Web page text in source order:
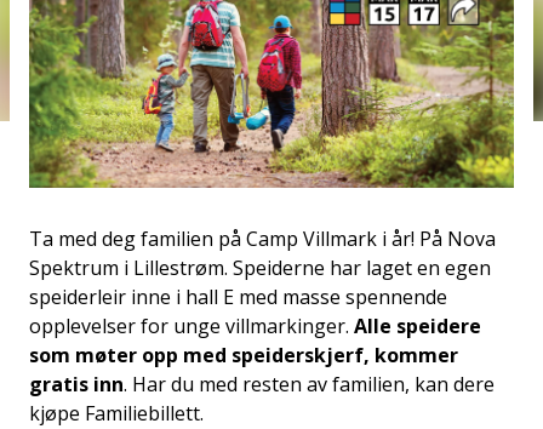
Ta med deg familien på Camp Villmark i år! På Nova
Spektrum i Lillestrøm. Speiderne har laget en egen
speiderleir inne i hall E med masse spennende
opplevelser for unge villmarkinger. Alle speidere
som møter opp med speiderskjerf, kommer
gratis inn. Har du med resten av familien, kan dere
kjøpe Familiebillett.